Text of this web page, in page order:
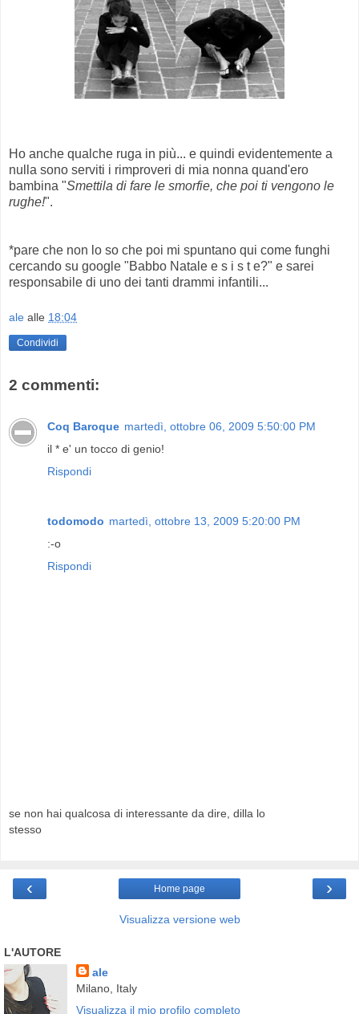
Ho anche qualche ruga in più... e quindi evidentemente a
nulla sono serviti i rimproveri di mia nonna quand'ero
bambina "Smettila di fare le smorfie, che poi ti vengono le
rughe!".
*pare che non lo so che poi mi spuntano qui come funghi
cercando su google "Babbo Natale e s i s t e?" e sarei
responsabile di uno dei tanti drammi infantili...
ale alle 18:04
Condividi
2 commenti:
Coq Baroque martedì, ottobre 06, 2009 5:50:00 PM
il * e' un tocco di genio!
Rispondi
todomodo martedì, ottobre 13, 2009 5:20:00 PM
:-o
Rispondi
se non hai qualcosa di interessante da dire, dilla lo
stesso
‹ ›
Home page
Visualizza versione web
L'AUTORE
ale
Milano, Italy
Visualizza il mio profilo completo